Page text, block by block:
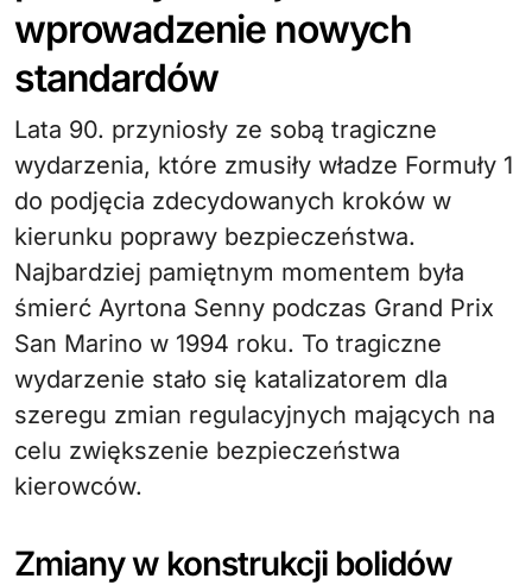
wprowadzenie nowych
standardów
Lata 90. przyniosły ze sobą tragiczne
wydarzenia, które zmusiły władze Formuły 1
do podjęcia zdecydowanych kroków w
kierunku poprawy bezpieczeństwa.
Najbardziej pamiętnym momentem była
śmierć Ayrtona Senny podczas Grand Prix
San Marino w 1994 roku. To tragiczne
wydarzenie stało się katalizatorem dla
szeregu zmian regulacyjnych mających na
celu zwiększenie bezpieczeństwa
kierowców.
Zmiany w konstrukcji bolidów